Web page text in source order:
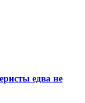
едва не